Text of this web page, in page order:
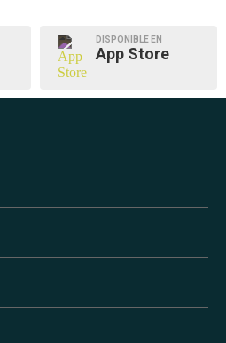
DISPONIBLE EN
App Store